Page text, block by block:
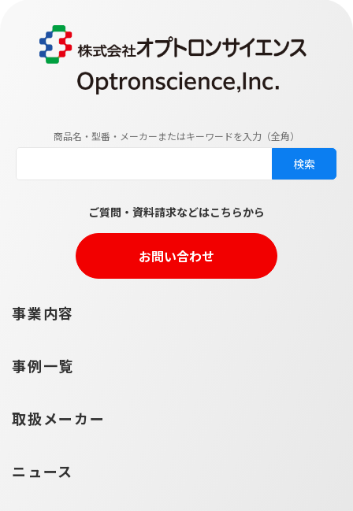
商品名・型番・メーカーまたはキーワードを入力（全角）
ご質問・資料請求などはこちらから
お問い合わせ
事業内容
事例一覧
取扱メーカー
ニュース